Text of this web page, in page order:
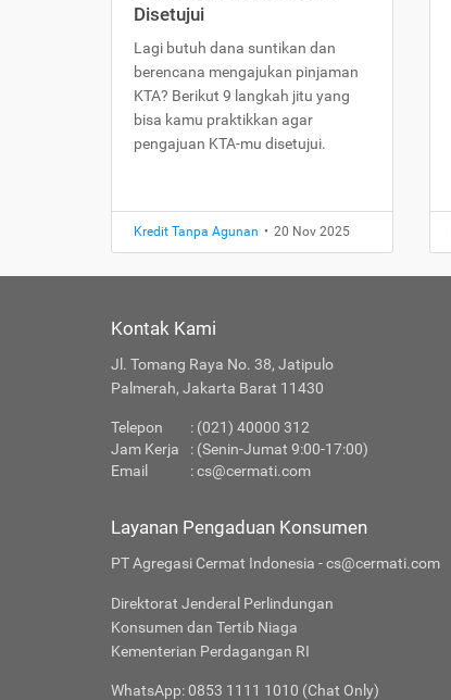
Disetujui
Lagi butuh dana suntikan dan
berencana mengajukan pinjaman
KTA? Berikut 9 langkah jitu yang
bisa kamu praktikkan agar
pengajuan KTA-mu disetujui.
Kredit Tanpa Agunan • 20 Nov 2025
Kontak Kami
Jl. Tomang Raya No. 38, Jatipulo
Palmerah, Jakarta Barat 11430
Telepon
: (021) 40000 312
Jam Kerja
: (Senin-Jumat 9:00-17:00)
Email
:cs@cermati.com
Layanan Pengaduan Konsumen
PT Agregasi Cermat Indonesia - cs@cermati.com
Direktorat Jenderal Perlindungan
Konsumen dan Tertib Niaga
Kementerian Perdagangan RI
WhatsApp: 0853 1111 1010 (Chat Only)